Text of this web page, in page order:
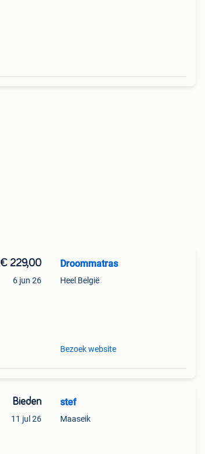
€ 229,00
6 jun 26
Droommatras
Heel België
Bezoek website
Bieden
11 jul 26
stef
Maaseik